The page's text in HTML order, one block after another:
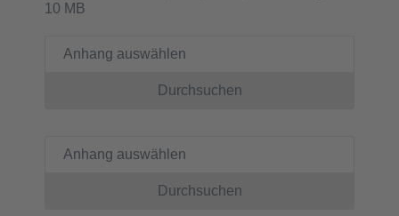
10 MB
Anhang auswählen
Durchsuchen
Anhang auswählen
Durchsuchen